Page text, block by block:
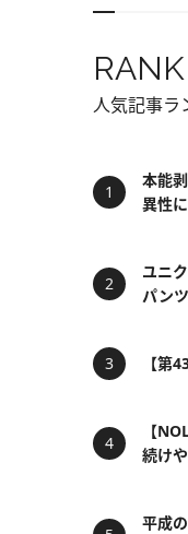
人気記事ラ
本能
異性
ユニ
パン
【第
【
続け
平成